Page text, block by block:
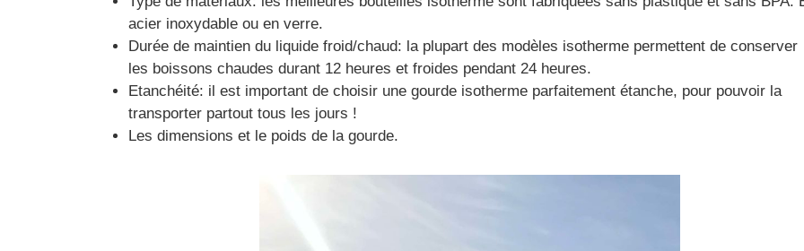
acier inoxydable ou en verre.
Durée de maintien du liquide froid/chaud: la plupart des modèles isotherme permettent de conserver
les boissons chaudes durant 12 heures et froides pendant 24 heures.
Etanchéité: il est important de choisir une gourde isotherme parfaitement étanche, pour pouvoir la
transporter partout tous les jours !
Les dimensions et le poids de la gourde.